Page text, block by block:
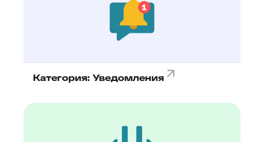
Категория: Уведомления